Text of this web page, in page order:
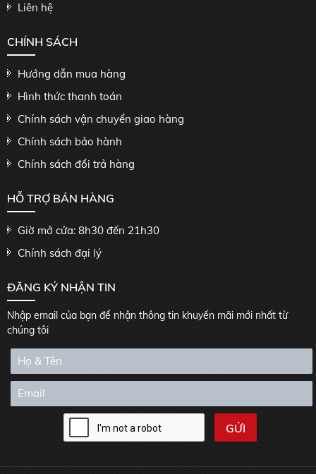
Liên hệ
CHÍNH SÁCH
Hướng dẫn mua hàng
Hình thức thanh toán
Chính sách vận chuyển giao hàng
Chính sách bảo hành
Chính sách đổi trả hàng
HỖ TRỢ BÁN HÀNG
Giờ mở cửa: 8h30 đến 21h30
Chính sách đại lý
ĐĂNG KÝ NHẬN TIN
Nhập email của bạn để nhận thông tin khuyến mãi mới nhất từ
chúng tôi